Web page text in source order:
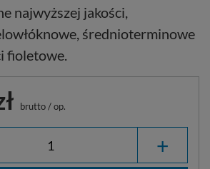
najwyższej jakości,
średnioterminowe
fioletowe.
brutto/op.
+